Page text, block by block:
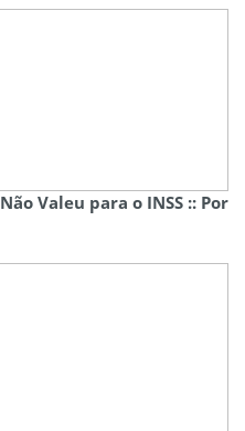
Valeu para o INSS :: Por